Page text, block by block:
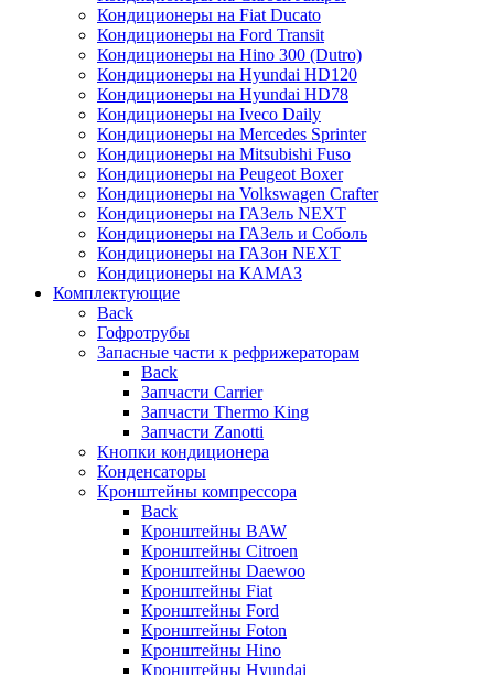
Кондиционеры на Fiat Ducato
Кондиционеры на Ford Transit
Кондиционеры на Hino 300 (Dutro)
Кондиционеры на Hyundai HD120
Кондиционеры на Hyundai HD78
Кондиционеры на Iveco Daily
Кондиционеры на Mercedes Sprinter
Кондиционеры на Mitsubishi Fuso
Кондиционеры на Peugeot Boxer
Кондиционеры на Volkswagen Crafter
Кондиционеры на ГАЗель NEXT
Кондиционеры на ГАЗель и Соболь
Кондиционеры на ГАЗон NEXT
Кондиционеры на КАМАЗ
Комплектующие
Back
Гофротрубы
Запасные части к рефрижераторам
Back
Запчасти Carrier
Запчасти Thermo King
Запчасти Zanotti
Кнопки кондиционера
Конденсаторы
Кронштейны компрессора
Back
Кронштейны BAW
Кронштейны Citroen
Кронштейны Daewoo
Кронштейны Fiat
Кронштейны Ford
Кронштейны Foton
Кронштейны Hino
Кронштейны Hyundai